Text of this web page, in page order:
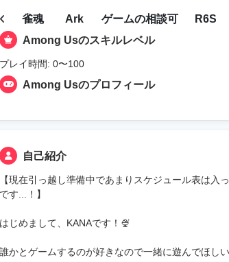
雀魂 Ark ゲームの相談可 R6S
Among Usのスキルレベル
プレイ時間: 0〜100
Among Usのプロフィール
自己紹介
【現在引っ越し準備中であまりスケジュール表は
です...！】
はじめまして、KANAです！🍨
誰かとゲームするのが好きなので一緒に遊んでほし